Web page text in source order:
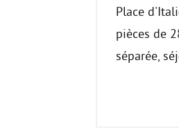
Place
pièces de
séparée,